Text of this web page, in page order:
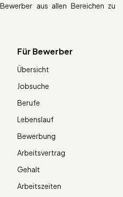
aus allen Bereichen zu
Für Bewerber
Übersicht
Jobsuche
Berufe
Lebenslauf
Bewerbung
Arbeitsvertrag
Gehalt
Arbeitszeiten